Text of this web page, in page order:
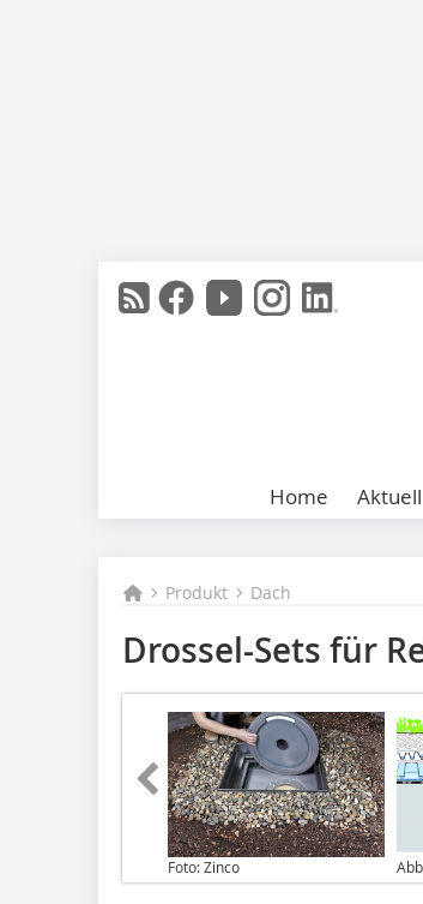
Home Aktuell
Produkt Dach
Drossel-Sets für
Foto: Zinco